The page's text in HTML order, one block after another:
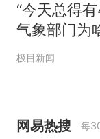
“今天总得
气象部门为
极目新闻
网易热搜 每